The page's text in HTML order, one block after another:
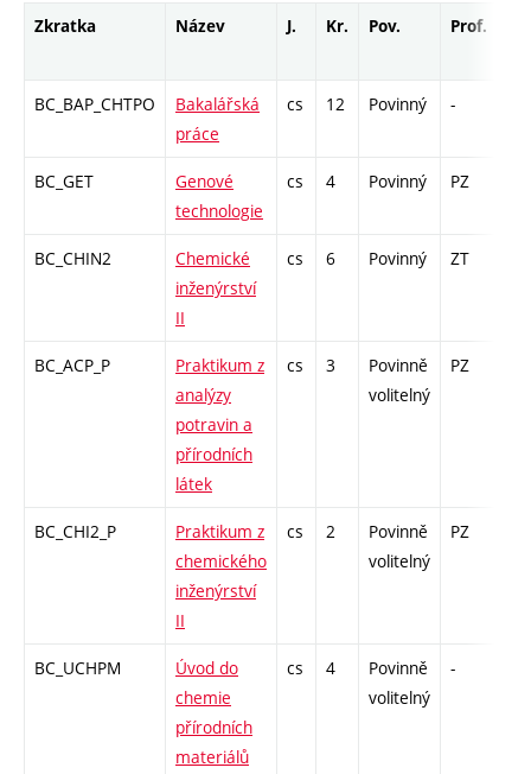
Zkratka Název J. Kr. Pov. Prof.
BC_BAP_CHTPO
Bakalářská
práce
cs 12 Povinný -
BC_GET
Genové
technologie
cs 4 Povinný PZ
BC_CHIN2
Chemické
inženýrství
II
cs 6 Povinný ZT
BC_ACP_P
Praktikum z
analýzy
potravin a
přírodních
látek
cs 3
Povinně
volitelný
PZ
BC_CHI2_P
Praktikum z
chemického
inženýrství
II
cs 2
Povinně
volitelný
PZ
BC_UCHPM
Úvod do
chemie
přírodních
materiálů
cs 4
Povinně
volitelný
-